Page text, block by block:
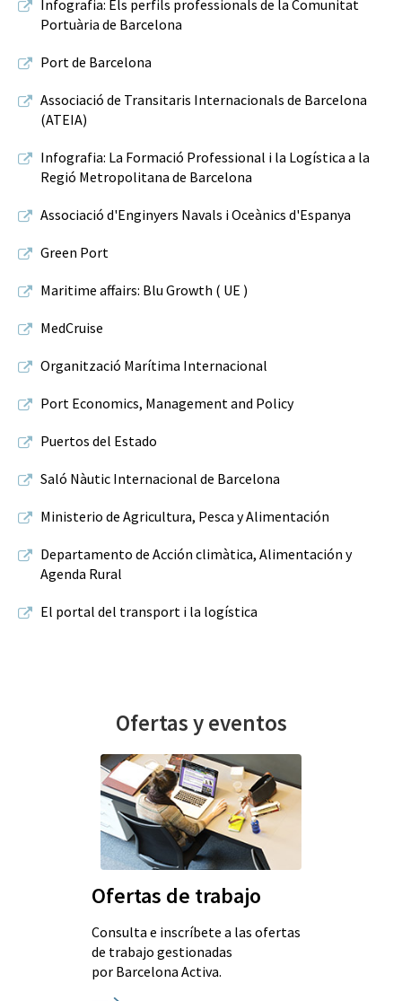
Infografia: Els perfils professionals de la Comunitat
Portuària de Barcelona
Port de Barcelona
Associació de Transitaris Internacionals de Barcelona
(ATEIA)
Infografia: La Formació Professional i la Logística a la
Regió Metropolitana de Barcelona
Associació d'Enginyers Navals i Oceànics d'Espanya
Green Port
Maritime affairs: Blu Growth ( UE )
MedCruise
Organització Marítima Internacional
Port Economics, Management and Policy
Puertos del Estado
Saló Nàutic Internacional de Barcelona
Ministerio de Agricultura, Pesca y Alimentación
Departamento de Acción climàtica, Alimentación y
Agenda Rural
El portal del transport i la logística
Ofertas y eventos
Ofertas de trabajo
Consulta e inscríbete a las ofertas
de trabajo gestionadas
por Barcelona Activa.